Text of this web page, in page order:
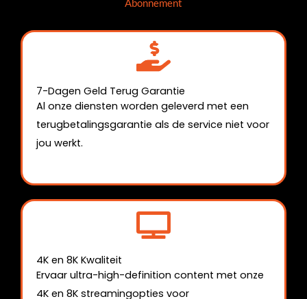
Abonnement
7-Dagen Geld Terug Garantie
Al onze diensten worden geleverd met een
terugbetalingsgarantie als de service niet voor
jou werkt.
4K en 8K Kwaliteit
Ervaar ultra-high-definition content met onze
4K en 8K streamingopties voor